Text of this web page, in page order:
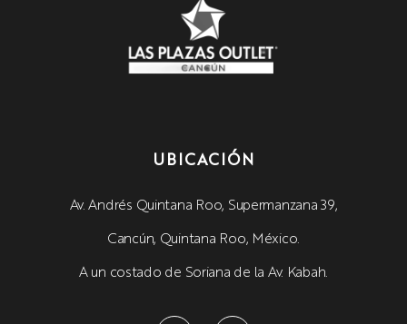
UBICACIÓN
Av. Andrés Quintana Roo, Supermanzana 39,
Cancún, Quintana Roo, México.
A un costado de Soriana de la Av. Kabah.